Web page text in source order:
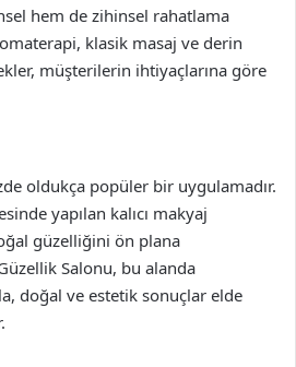
hem de zihinsel rahatlama
klasik masaj ve derin
müşterilerin ihtiyaçlarına göre
oldukça popüler bir uygulamadır.
yapılan kalıcı makyaj
güzelliğini ön plana
Salonu, bu alanda
doğal ve estetik sonuçlar elde